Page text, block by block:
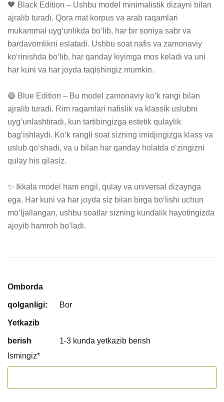
🖤 Black Edition – Ushbu model minimalistik dizayni bilan
ajralib turadi. Qora mat korpus va arab raqamlari
mukammal uyg‘unlikda bo‘lib, har bir soniya sabr va
bardavomlikni eslatadi. Ushbu soat nafis va zamonaviy
ko‘rinishda bo‘lib, har qanday kiyimga mos keladi va uni
har kuni va har joyda taqishingiz mumkin.
🔵 Blue Edition – Bu model zamonaviy ko‘k rangi bilan
ajralib turadi. Rim raqamlari nafislik va klassik uslubni
uyg‘unlashtiradi, kun tartibingizga estetik qulaylik
bag‘ishlaydi. Ko‘k rangli soat sizning imidjingizga klass va
uslub qo‘shadi, va u bilan har qanday holatda o‘zingizni
qulay his qilasiz.
✨ Ikkala model ham engil, qulay va universal dizaynga
ega. Har kuni va har joyda siz bilan birga bo‘lishi uchun
mo‘ljallangan, ushbu soatlar sizning kundalik hayotingizda
ajoyib hamroh bo‘ladi.
Omborda
qolganligi: Bor
Yetkazib
berish
1-3 kunda yetkazib berish
Ismingiz*